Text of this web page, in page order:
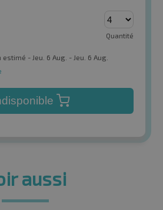
Quantité
- Jeu. 6 Aug. - Jeu. 6 Aug.
aussi